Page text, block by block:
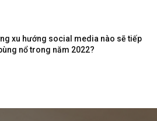
xu hướng social media nào sẽ tiếp
nổ trong năm 2022?